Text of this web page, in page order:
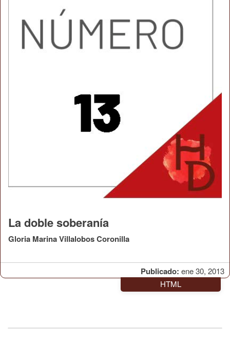
Publicado: ene 30, 2013
La doble soberanía
Gloria Marina Villalobos Coronilla
HTML